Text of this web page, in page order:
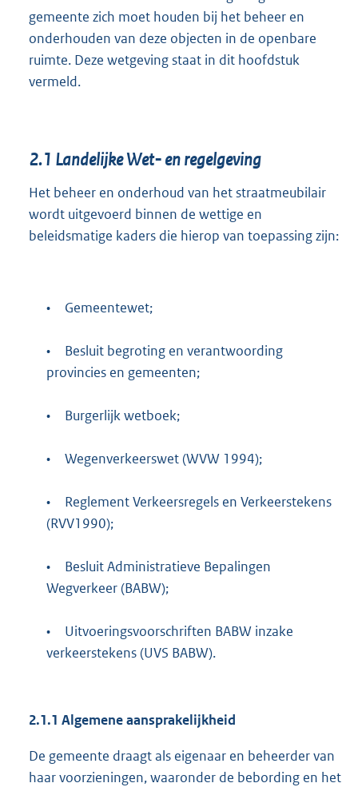
gemeente zich moet houden bij het beheer en
onderhouden van deze objecten in de openbare
ruimte. Deze wetgeving staat in dit hoofdstuk
vermeld.
2.1 Landelijke Wet- en regelgeving
Het beheer en onderhoud van het straatmeubilair
wordt uitgevoerd binnen de wettige en
beleidsmatige kaders die hierop van toepassing zijn:
• Gemeentewet;
•
Besluit begroting en verantwoording
provincies en gemeenten;
• Burgerlijk wetboek;
• Wegenverkeerswet (WVW 1994);
•
Reglement Verkeersregels en Verkeerstekens
(RVV1990);
•
Besluit Administratieve Bepalingen
Wegverkeer (BABW);
•
Uitvoeringsvoorschriften BABW inzake
verkeerstekens (UVS BABW).
2.1.1 Algemene aansprakelijkheid
De gemeente draagt als eigenaar en beheerder van
haar voorzieningen, waaronder de bebording en het